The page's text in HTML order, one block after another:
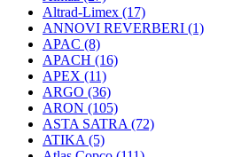
Altrad-Limex (17)
ANNOVI REVERBERI (1)
APAC (8)
APACH (16)
APEX (11)
ARGO (36)
ARON (105)
ASTA SATRA (72)
ATIKA (5)